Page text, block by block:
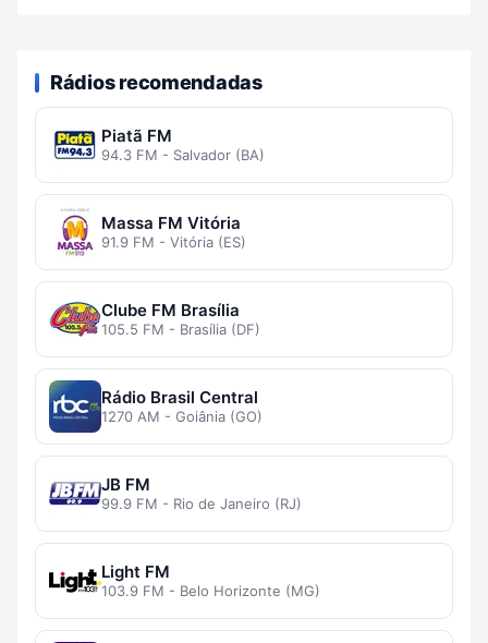
Rádios recomendadas
Piatã FM
94.3 FM - Salvador (BA)
Massa FM Vitória
91.9 FM - Vitória (ES)
Clube FM Brasília
105.5 FM - Brasília (DF)
Rádio Brasil Central
1270 AM - Goiânia (GO)
JB FM
99.9 FM - Rio de Janeiro (RJ)
Light FM
103.9 FM - Belo Horizonte (MG)